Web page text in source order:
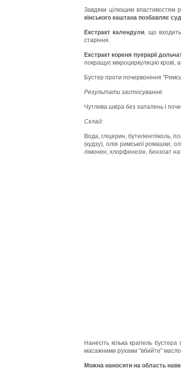
Завдяки цілющим властивостям
кінського каштана позбавляє
Екстракт календули, що
старіння.
Екстракт кореня пуерарії
покращує мікроциркуляцію крові,
Бустер проти почервоніння
Результати застосування:
Чутлива шкіра без запалень і
Склад:
Вода, гліцерин, бутиленгліколь,
(кудзу), олія римської ромашки,
лімонен, хлорфенезін, бензоат
Нанесіть кілька крапель
масажними рухами "вбийте" масло-
Можна наносити на область